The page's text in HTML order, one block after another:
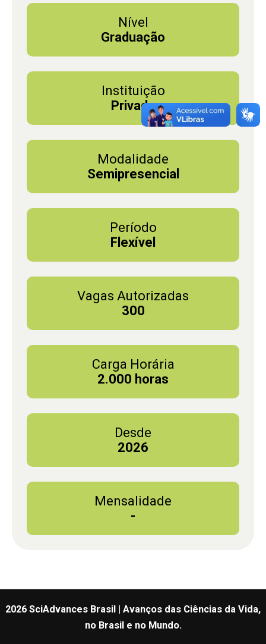
Nível
Graduação
Instituição
Privada
Modalidade
Semipresencial
Período
Flexível
Vagas Autorizadas
300
Carga Horária
2.000 horas
Desde
2026
Mensalidade
-
2026 SciAdvances Brasil | Avanços das Ciências da Vida,
no Brasil e no Mundo.